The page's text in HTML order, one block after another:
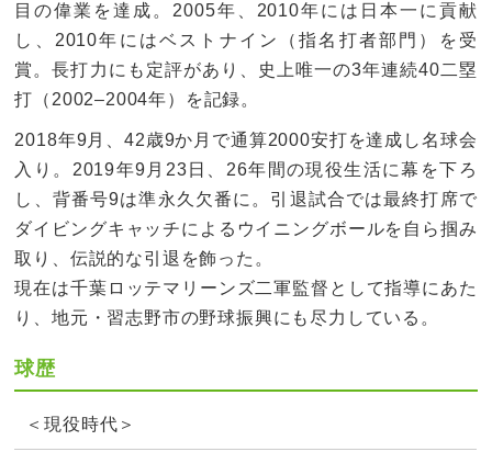
目の偉業を達成。2005年、2010年には日本一に貢献
し、2010年にはベストナイン（指名打者部門）を受
賞。長打力にも定評があり、史上唯一の3年連続40二塁
打（2002–2004年）を記録。
2018年9月、42歳9か月で通算2000安打を達成し名球会
入り。2019年9月23日、26年間の現役生活に幕を下ろ
し、背番号9は準永久欠番に。引退試合では最終打席で
ダイビングキャッチによるウイニングボールを自ら掴み
取り、伝説的な引退を飾った。
現在は千葉ロッテマリーンズ二軍監督として指導にあた
り、地元・習志野市の野球振興にも尽力している。
球歴
＜現役時代＞